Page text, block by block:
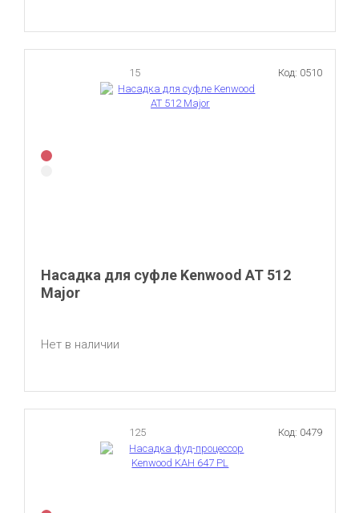
15
Насадка для суфле Kenwood AT 512
Major
Код: 0510
Нет в наличии
125 Код: 0479